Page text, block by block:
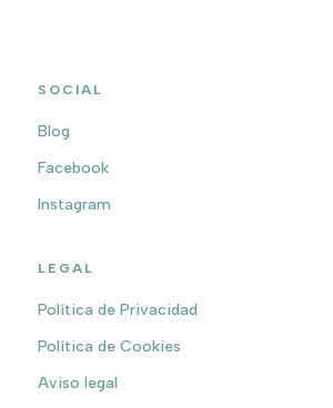
SOCIAL
Blog
Facebook
Instagram
LEGAL
Política de Privacidad
Política de Cookies
Aviso legal